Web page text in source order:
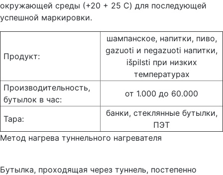
окружающей среды (+20 + 25 C) для последующей
успешной маркировки.
Продукт:
шампанское, напитки, пиво,
gazuoti и negazuoti напитки,
išpilsti при низких
температурах
Производительность,
бутылок в час:
от 1.000 до 60.000
Taрa:
банки, стеклянные бутылки,
ПЭТ
Метод нагрева туннельного нагревателя
Бутылка, проходящая через туннель, постепенно